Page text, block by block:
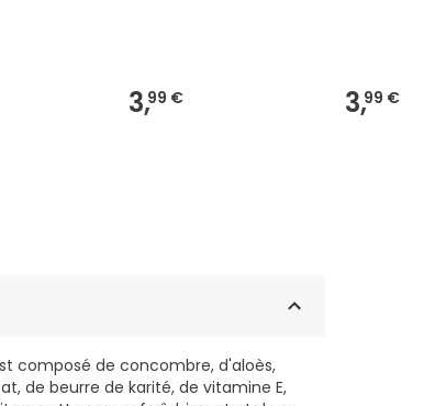
3,99 € 3,99 €
composé de concombre, d'aloès,
de beurre de karité, de vitamine E,